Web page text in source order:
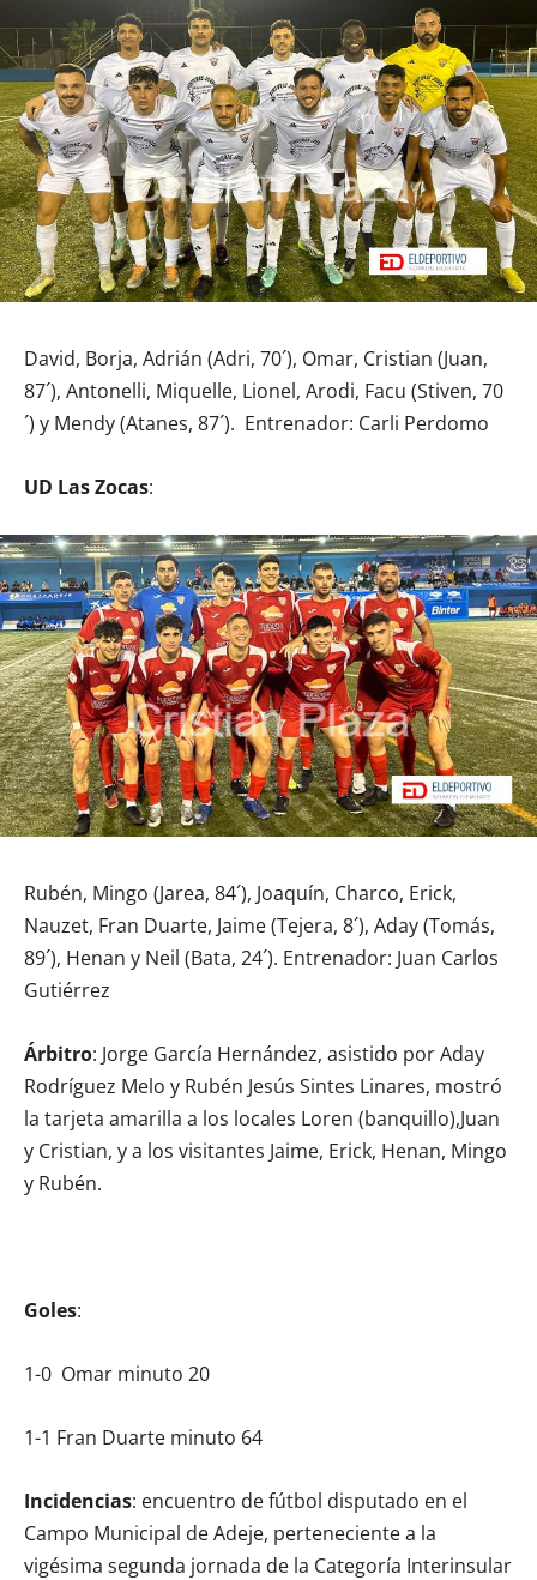
David, Borja, Adrián (Adri, 70´), Omar, Cristian (Juan,
87´), Antonelli, Miquelle, Lionel, Arodi, Facu (Stiven, 70
´) y Mendy (Atanes, 87´). Entrenador: Carli Perdomo
UD Las Zocas:
Rubén, Mingo (Jarea, 84´), Joaquín, Charco, Erick,
Nauzet, Fran Duarte, Jaime (Tejera, 8´), Aday (Tomás,
89´), Henan y Neil (Bata, 24´). Entrenador: Juan Carlos
Gutiérrez
Árbitro: Jorge García Hernández, asistido por Aday
Rodríguez Melo y Rubén Jesús Sintes Linares, mostró
la tarjeta amarilla a los locales Loren (banquillo),Juan
y Cristian, y a los visitantes Jaime, Erick, Henan, Mingo
y Rubén.
Goles:
1-0 Omar minuto 20
1-1 Fran Duarte minuto 64
Incidencias: encuentro de fútbol disputado en el
Campo Municipal de Adeje, perteneciente a la
vigésima segunda jornada de la Categoría Interinsular